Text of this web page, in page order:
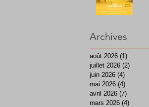
Archives
août 2026 (1)
juillet 2026 (2)
juin 2026 (4)
mai 2026 (4)
avril 2026 (7)
mars 2026 (4)